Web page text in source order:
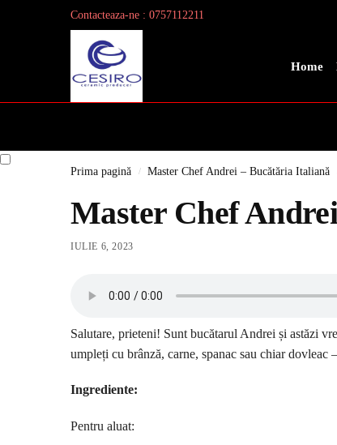
Contacteaza-ne : 0757112211
Home
Search
Prima pagină / Master Chef Andrei – Bucătăria Italiană
Master Chef
IULIE 6, 2023
Salutare, prieteni! Sunt bucătarul Andrei și astăzi
umpleți cu brânză, carne, spanac sau chiar
Ingrediente:
Pentru aluat: